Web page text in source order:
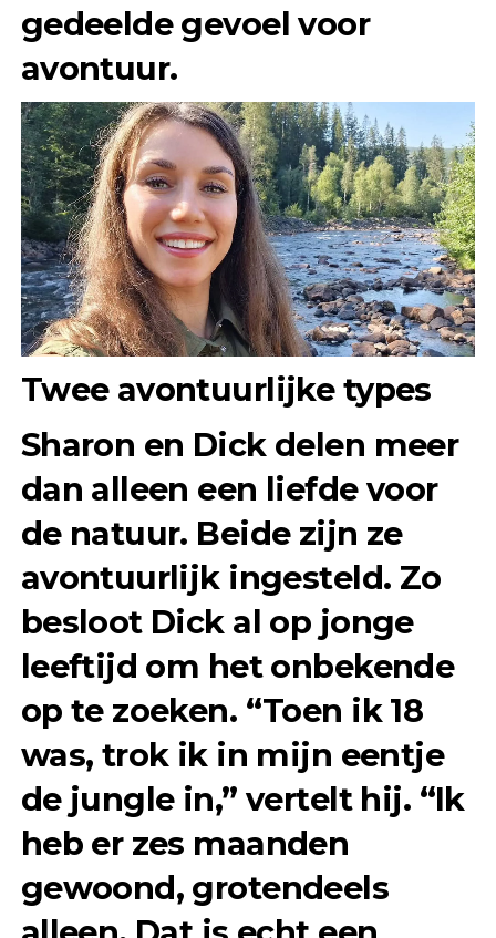
gedeelde gevoel voor
avontuur.
Twee avontuurlijke types
Sharon en Dick delen meer
dan alleen een liefde voor
de natuur. Beide zijn ze
avontuurlijk ingesteld. Zo
besloot Dick al op jonge
leeftijd om het onbekende
op te zoeken. “Toen ik 18
was, trok ik in mijn eentje
de jungle in,” vertelt hij. “Ik
heb er zes maanden
gewoond, grotendeels